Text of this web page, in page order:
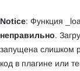
Notice: Функция
неправильно.
запущена слишком
код в плагине или